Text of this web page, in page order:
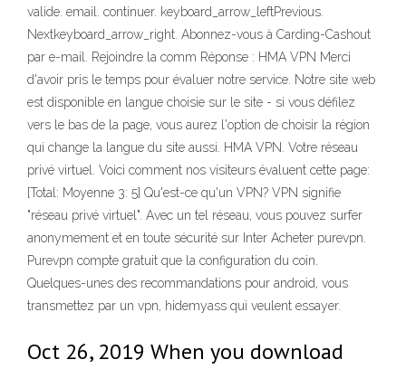
valide. email. continuer. keyboard_arrow_leftPrevious.
Nextkeyboard_arrow_right. Abonnez-vous à Carding-Cashout
par e-mail. Rejoindre la comm Réponse : HMA VPN Merci
d'avoir pris le temps pour évaluer notre service. Notre site web
est disponible en langue choisie sur le site - si vous défilez
vers le bas de la page, vous aurez l'option de choisir la région
qui change la langue du site aussi. HMA VPN. Votre réseau
privé virtuel. Voici comment nos visiteurs évaluent cette page:
[Total: Moyenne 3: 5] Qu'est-ce qu'un VPN? VPN signifie
"réseau privé virtuel". Avec un tel réseau, vous pouvez surfer
anonymement et en toute sécurité sur Inter Acheter purevpn.
Purevpn compte gratuit que la configuration du coin.
Quelques-unes des recommandations pour android, vous
transmettez par un vpn, hidemyass qui veulent essayer.
Oct 26, 2019 When you download